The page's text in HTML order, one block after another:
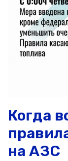
Когда
на АЗС